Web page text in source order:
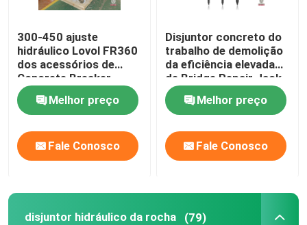
300-450 ajuste
hidráulico Lovol FR360
dos acessórios de
Concrete Breaker
Hammer da máquina
escavadora do martelo
da demolição de Bpm
Melhor preço
Fale Conosco
Disjuntor concreto do
trabalho de demolição
da eficiência elevada
de Bridge Repair Jack
Hammer Rock Drilling
Machine SB121 da
máquina escavadora
Cat330
Melhor preço
Fale Conosco
disjuntor hidráulico da rocha (79)